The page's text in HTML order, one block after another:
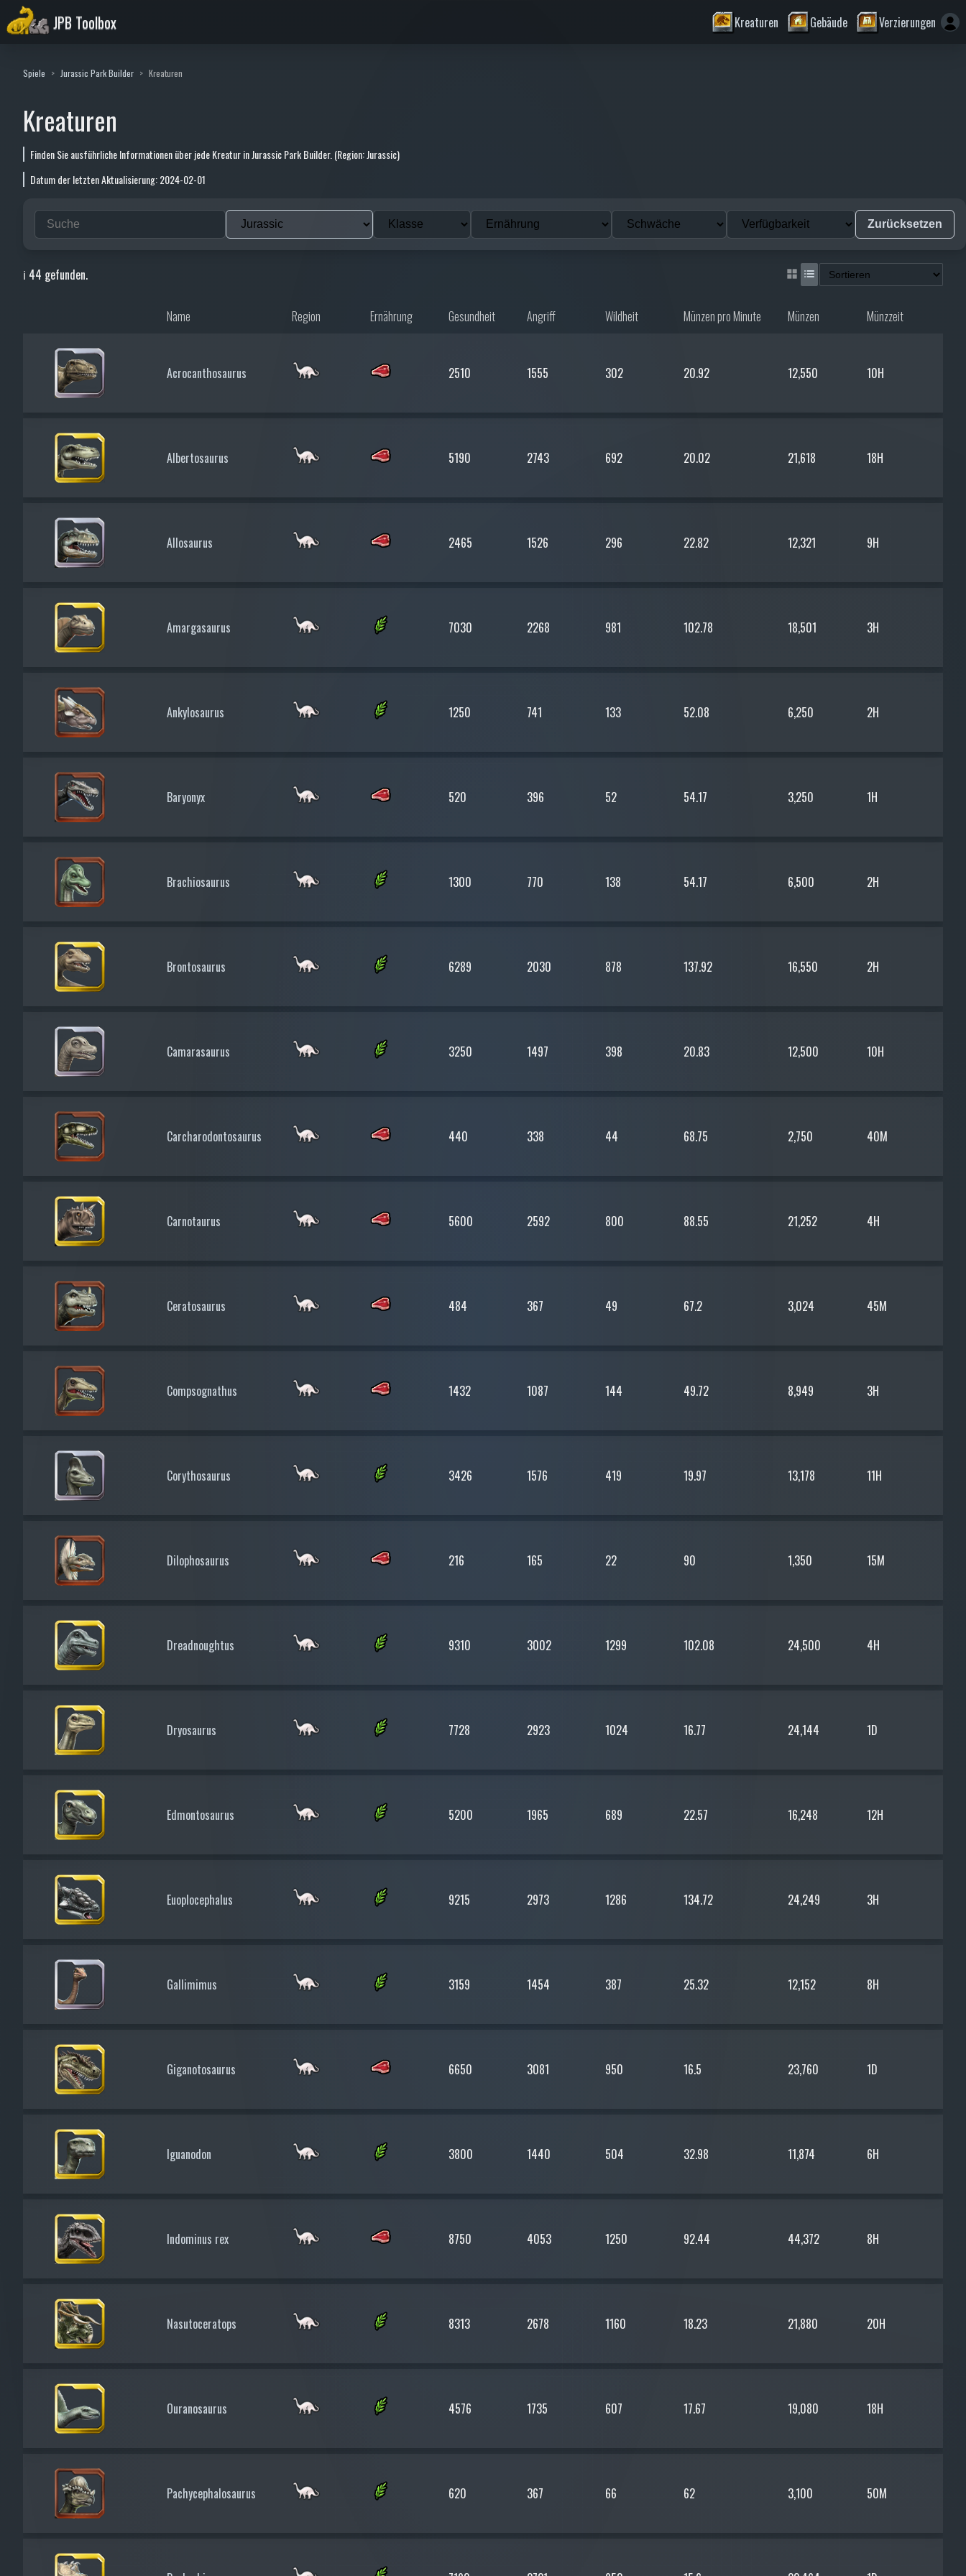
JPB Toolbox Kreaturen Gebäude Verzierungen
Spiele Jurassic Park Builder Kreaturen
Kreaturen
Finden Sie ausführliche Informationen über jede Kreatur in Jurassic Park Builder. (Region: Jurassic)
Datum der letzten Aktualisierung: 2024-02-01
Zurücksetzen
ℹ️ 44 gefunden.
Name Region Ernährung Gesundheit Angriff Wildheit Münzen pro Minute Münzen Münzzeit
Acrocanthosaurus 2510 1555 302 20.92 12,550 10H
Albertosaurus 5190 2743 692 20.02 21,618 18H
Allosaurus 2465 1526 296 22.82 12,321 9H
Amargasaurus 7030 2268 981 102.78 18,501 3H
Ankylosaurus 1250 741 133 52.08 6,250 2H
Baryonyx 520 396 52 54.17 3,250 1H
Brachiosaurus 1300 770 138 54.17 6,500 2H
Brontosaurus 6289 2030 878 137.92 16,550 2H
Camarasaurus 3250 1497 398 20.83 12,500 10H
Carcharodontosaurus 440 338 44 68.75 2,750 40M
Carnotaurus 5600 2592 800 88.55 21,252 4H
Ceratosaurus 484 367 49 67.2 3,024 45M
Compsognathus 1432 1087 144 49.72 8,949 3H
Corythosaurus 3426 1576 419 19.97 13,178 11H
Dilophosaurus 216 165 22 90 1,350 15M
Dreadnoughtus 9310 3002 1299 102.08 24,500 4H
Dryosaurus 7728 2923 1024 16.77 24,144 1D
Edmontosaurus 5200 1965 689 22.57 16,248 12H
Euoplocephalus 9215 2973 1286 134.72 24,249 3H
Gallimimus 3159 1454 387 25.32 12,152 8H
Giganotosaurus 6650 3081 950 16.5 23,760 1D
Iguanodon 3800 1440 504 32.98 11,874 6H
Indominus rex 8750 4053 1250 92.44 44,372 8H
Nasutoceratops 8313 2678 1160 18.23 21,880 20H
Ouranosaurus 4576 1735 607 17.67 19,080 18H
Pachycephalosaurus 620 367 66 62 3,100 50M